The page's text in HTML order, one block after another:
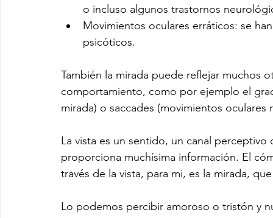
o incluso algunos trastornos
Movimientos oculares erráticos: se
psicóticos.
También la mirada puede reflejar muchos
comportamiento, como por ejemplo el
mirada) o saccades (movimientos oculares
La vista es un sentido, un canal
proporciona muchísima información. El
través de la vista, para mi, es la mirada,
Lo podemos percibir amoroso o tristón y